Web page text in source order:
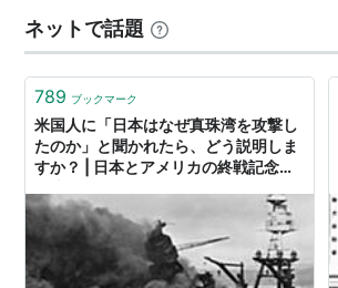
らりと並べられ、手に取れるようになっ
ナム戦争、イラク戦争や今の戦争につ…
ネットで話題
789 ブックマーク
米国人に「日本はなぜ真珠湾を攻撃し
たのか」と聞かれたら、どう説明しま
すか？ | 日本とアメリカの終戦記念日